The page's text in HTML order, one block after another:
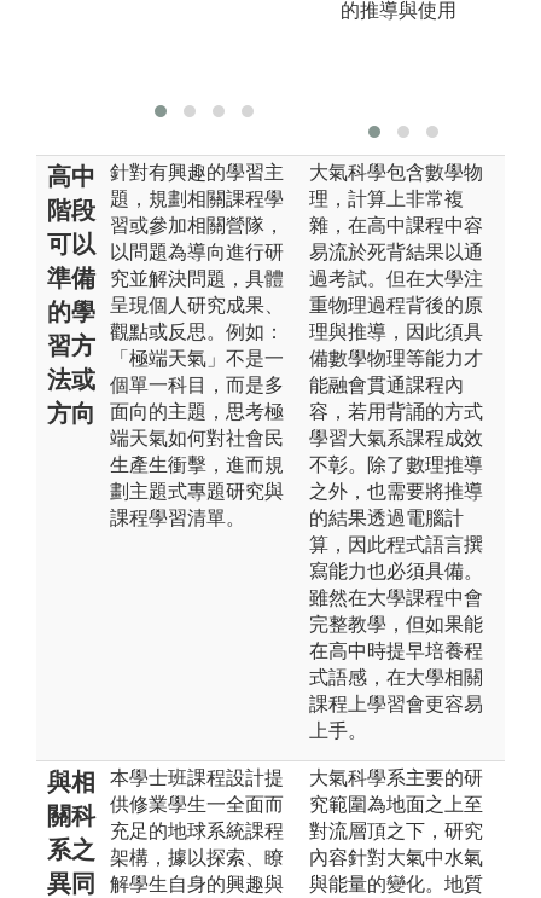
的推導與使用
高中
階段
可以
準備
的學
習方
法或
方向
針對有興趣的學習主
題，規劃相關課程學
習或參加相關營隊，
以問題為導向進行研
究並解決問題，具體
呈現個人研究成果、
觀點或反思。例如：
「極端天氣」不是一
個單一科目，而是多
面向的主題，思考極
端天氣如何對社會民
生產生衝擊，進而規
劃主題式專題研究與
課程學習清單。
大氣科學包含數學物
理，計算上非常複
雜，在高中課程中容
易流於死背結果以通
過考試。但在大學注
重物理過程背後的原
理與推導，因此須具
備數學物理等能力才
能融會貫通課程內
容，若用背誦的方式
學習大氣系課程成效
不彰。除了數理推導
之外，也需要將推導
的結果透過電腦計
算，因此程式語言撰
寫能力也必須具備。
雖然在大學課程中會
完整教學，但如果能
在高中時提早培養程
式語感，在大學相關
課程上學習會更容易
上手。
與相
關科
系之
異同
本學士班課程設計提
供修業學生一全面而
充足的地球系統課程
架構，據以探索、瞭
解學生自身的興趣與
大氣科學系主要的研
究範圍為地面之上至
對流層頂之下，研究
內容針對大氣中水氣
與能量的變化。地質